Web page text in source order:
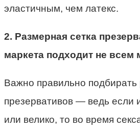
эластичным, чем латекс.
2. Размерная сетка
маркета подходит не всем
Важно правильно подбирать
презервативов — ведь если
или велико, то во время